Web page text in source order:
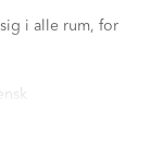
i alle rum, for
44x66 cm